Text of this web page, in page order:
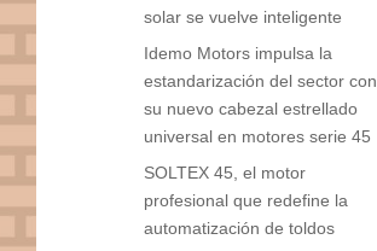
solar se vuelve inteligente
Idemo Motors impulsa la
estandarización del sector con
su nuevo cabezal estrellado
universal en motores serie 45
SOLTEX 45, el motor
profesional que redefine la
automatización de toldos